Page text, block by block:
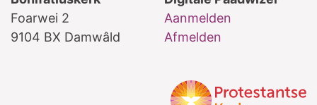
Foarwei 2
9104 BX Damwâld
Aanmelden
Afmelden